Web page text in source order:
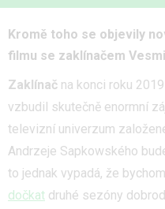
Kromě toho se objevily
filmu se zaklínačem
Zaklínač na konci roku
vzbudil skutečně enormní
televizní univerzum
Andrzeje Sapkowského
to jednak vypadá, že
dočkat druhé sezóny